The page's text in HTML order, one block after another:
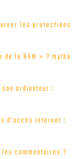
les protections
la RAM » ? mythe
ordinateur :
d’accès internet :
commentaires ?